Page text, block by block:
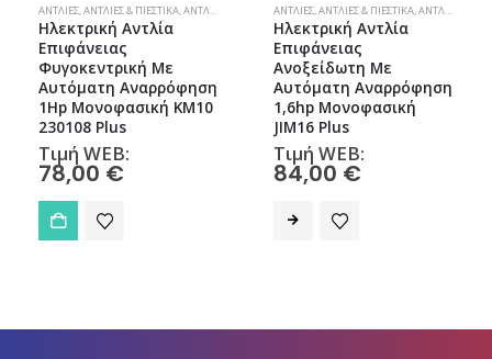
ΑΝΤΛΊΕΣ,ΑΝΤΛΊΕΣ & ΠΙΕΣΤΙΚΆ,ΑΝΤΛΊΕΣ ΕΠΙΦΆΝΕΙΑΣ
Ηλεκτρική Αντλία
Επιφάνειας
Φυγοκεντρική Με
Αυτόματη Αναρρόφηση
1Hp Μονοφασική KM10
230108 Plus
Τιμή WEB:
78,00 €
ΑΝΤΛΊΕΣ,ΑΝΤΛΊΕΣ & ΠΙΕΣΤΙΚΆ,ΑΝΤΛΊΕΣ ΕΠΙΦΆΝΕΙΑΣ
Ηλεκτρική Αντλία
Επιφάνειας
Ανοξείδωτη Με
Αυτόματη Αναρρόφηση
1,6hp Μονοφασική
JIM16 Plus
Τιμή WEB:
84,00 €